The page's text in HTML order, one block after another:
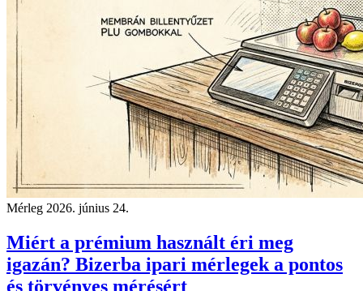
Mérleg 2026. június 24.
Miért a prémium használt éri meg
igazán? Bizerba ipari mérlegek a pontos
és törvényes mérésért